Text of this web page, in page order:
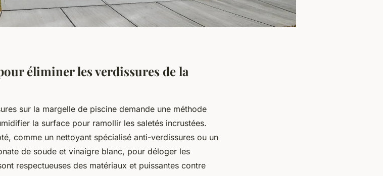
éliminer les verdissures de la
sur la margelle de piscine demande une méthode
la surface pour ramollir les saletés incrustées.
comme un nettoyant spécialisé anti-verdissures ou un
de soude et vinaigre blanc, pour déloger les
respectueuses des matériaux et puissantes contre